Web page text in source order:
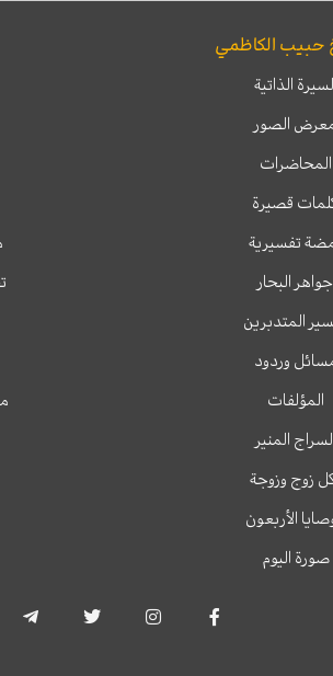
حبيب الكاظمي
الذاتية
الصور
المحاضرات
قصيرة
تفسيرية
جواهر البحار
المتدبرين
وردود
المؤلفات
المنير
زوج وزوجة
الأربعون
صورة اليوم
a
c
s
i
l